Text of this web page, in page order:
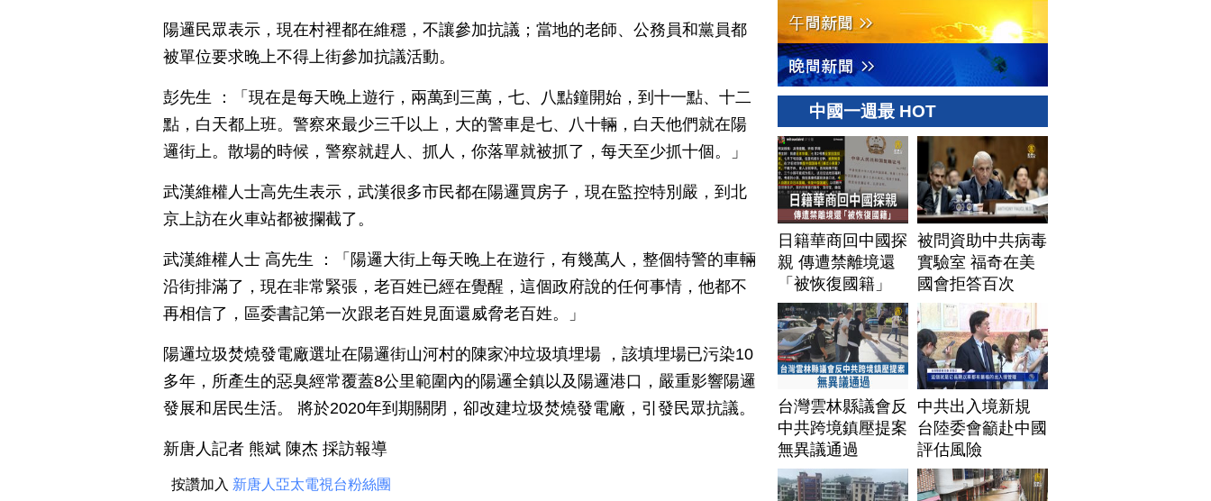
陽邏民眾表示，現在村裡都在維穩，不讓參加抗議；當地的老師、公務員和黨員都
被單位要求晚上不得上街參加抗議活動。
彭先生 ：「現在是每天晚上遊行，兩萬到三萬，七、八點鐘開始，到十一點、十二
點，白天都上班。警察來最少三千以上，大的警車是七、八十輛，白天他們就在陽
邏街上。散場的時候，警察就趕人、抓人，你落單就被抓了，每天至少抓十個。」
武漢維權人士高先生表示，武漢很多市民都在陽邏買房子，現在監控特別嚴，到北
京上訪在火車站都被攔截了。
武漢維權人士 高先生 ：「陽邏大街上每天晚上在遊行，有幾萬人，整個特警的車輛
沿街排滿了，現在非常緊張，老百姓已經在覺醒，這個政府說的任何事情，他都不
再相信了，區委書記第一次跟老百姓見面還威脅老百姓。」
陽邏垃圾焚燒發電廠選址在陽邏街山河村的陳家沖垃圾填埋場 ，該填埋場已污染10
多年，所產生的惡臭經常覆蓋8公里範圍內的陽邏全鎮以及陽邏港口，嚴重影響陽邏
發展和居民生活。 將於2020年到期關閉，卻改建垃圾焚燒發電廠，引發民眾抗議。
新唐人記者 熊斌 陳杰 採訪報導
按讚加入 新唐人亞太電視台粉絲團
中國一週最 HOT
日籍華商回中國探
親 傳遭禁離境還
「被恢復國籍」
被問資助中共病毒
實驗室 福奇在美
國會拒答百次
台灣雲林縣議會反
中共跨境鎮壓提案
無異議通過
中共出入境新規
台陸委會籲赴中國
評估風險